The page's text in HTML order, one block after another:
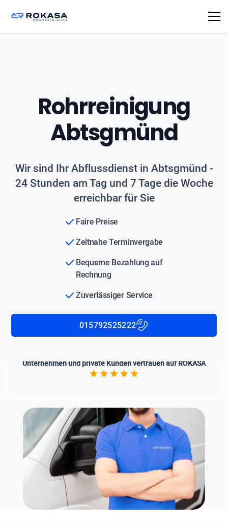
Rohrreinigung
Abtsgmünd
Wir sind Ihr Abflussdienst in Abtsgmünd -
24 Stunden am Tag und 7 Tage die Woche
erreichbar für Sie
Faire Preise
Zeitnahe Terminvergabe
Bequeme Bezahlung auf
Rechnung
Zuverlässiger Service
015792525222
Unternehmen und private Kunden vertrauen auf ROKASA